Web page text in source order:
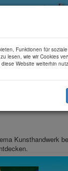
Kunsthandwerk
Funktionen für
lesen, wie wir Cookies
Website weiterhin